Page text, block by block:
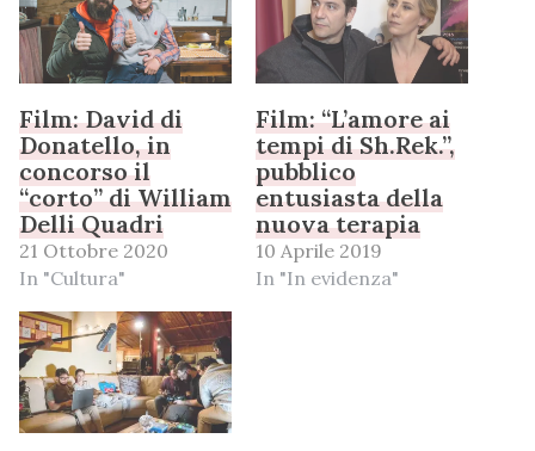
Film: David di
Donatello, in
concorso il
“corto” di William
Delli Quadri
21 Ottobre 2020
In "Cultura"
Film: “L’amore ai
tempi di Sh.Rek.”,
pubblico
entusiasta della
nuova terapia
10 Aprile 2019
In "In evidenza"